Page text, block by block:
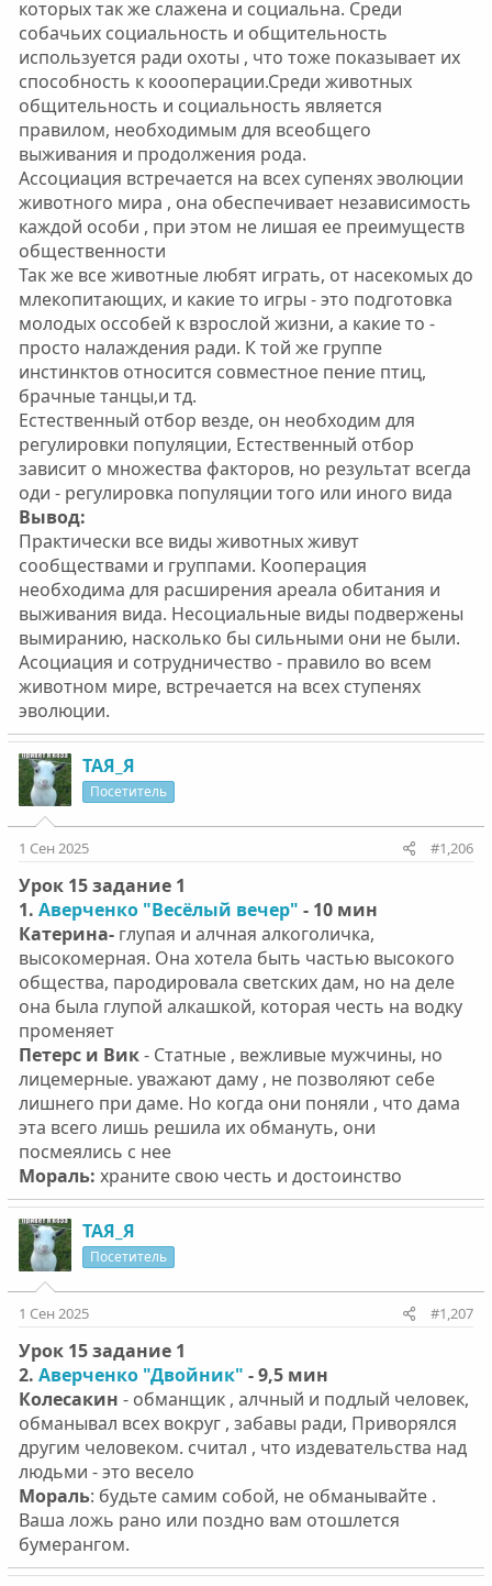
которых так же слажена и социальна. Среди
собачьих социальность и общительность
используется ради охоты , что тоже показывает их
способность к коооперации.Среди животных
общительность и социальность является
правилом, необходимым для всеобщего
выживания и продолжения рода.
Ассоциация встречается на всех супенях эволюции
животного мира , она обеспечивает независимость
каждой особи , при этом не лишая ее преимуществ
общественности
Так же все животные любят играть, от насекомых до
млекопитающих, и какие то игры - это подготовка
молодых оссобей к взрослой жизни, а какие то -
просто налаждения ради. К той же группе
инстинктов относится совместное пение птиц,
брачные танцы,и тд.
Естественный отбор везде, он необходим для
регулировки популяции, Естественный отбор
зависит о множества факторов, но результат всегда
оди - регулировка популяции того или иного вида
Вывод:
Практически все виды животных живут
сообществами и группами. Кооперация
необходима для расширения ареала обитания и
выживания вида. Несоциальные виды подвержены
вымиранию, насколько бы сильными они не были.
Асоциация и сотрудничество - правило во всем
животном мире, встречается на всех ступенях
эволюции.
ТАЯ_Я
Посетитель
1 Сен 2025 #1,206
Урок 15 задание 1
1. Аверченко "Весёлый вечер" - 10 мин
Катерина- глупая и алчная алкоголичка,
высокомерная. Она хотела быть частью высокого
общества, пародировала светских дам, но на деле
она была глупой алкашкой, которая честь на водку
променяет
Петерс и Вик- Статные , вежливые мужчины, но
лицемерные. уважают даму , не позволяют себе
лишнего при даме. Но когда они поняли , что дама
эта всего лишь решила их обмануть, они
посмеялись с нее
Мораль: храните свою честь и достоинство
ТАЯ_Я
Посетитель
1 Сен 2025 #1,207
Урок 15 задание 1
2. Аверченко "Двойник" - 9,5 мин
Колесакин - обманщик , алчный и подлый человек,
обманывал всех вокруг , забавы ради, Приворялся
другим человеком. считал , что издевательства над
людьми - это весело
Мораль: будьте самим собой, не обманывайте .
Ваша ложь рано или поздно вам отошлется
бумерангом.